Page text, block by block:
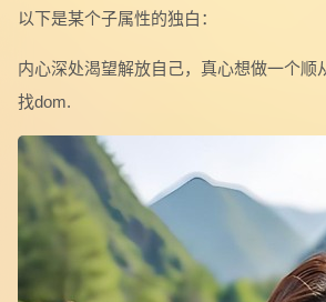
以下是某个子属性的独白：
内心深处渴望解放自己，真心想做一个
找dom.